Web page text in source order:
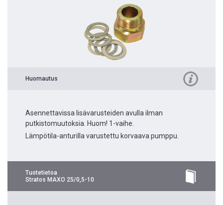
Huomautus
Asennettavissa lisävarusteiden avulla ilman
putkistomuutoksia. Huom! 1-vaihe.
Lämpötila-anturilla varustettu korvaava pumppu.
Tuotetietoa
Stratos MAXO 25/0,5-10